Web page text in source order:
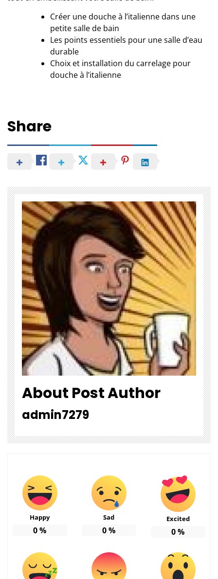
Créer une douche à l’italienne dans une
petite salle de bain
Les points essentiels pour une salle d’eau
durable
Choix et installation du carrelage pour
douche à l’italienne
Share
About Post Author
admin7279
Happy
0%
Sad
0%
Excited
0%